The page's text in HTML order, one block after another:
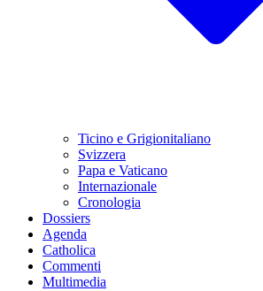
Ticino e Grigionitaliano
Svizzera
Papa e Vaticano
Internazionale
Cronologia
Dossiers
Agenda
Catholica
Commenti
Multimedia